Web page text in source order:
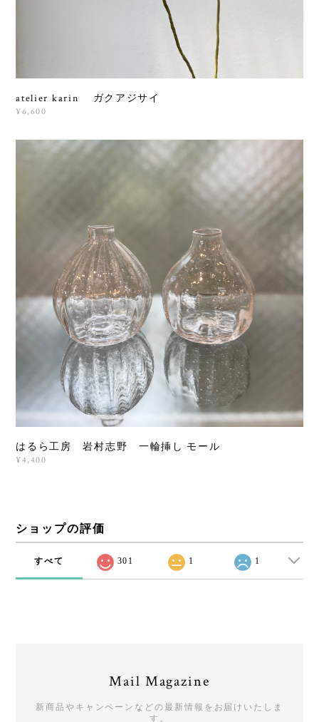
atelier karin ガクアジサイ
¥6,600
はるら工房 岩村志野 一輪挿し モール
¥4,400
ショップの評価
すべて 301 1 1
Mail Magazine
新商品やキャンペーンなどの最新情報をお届けいたしま
す。